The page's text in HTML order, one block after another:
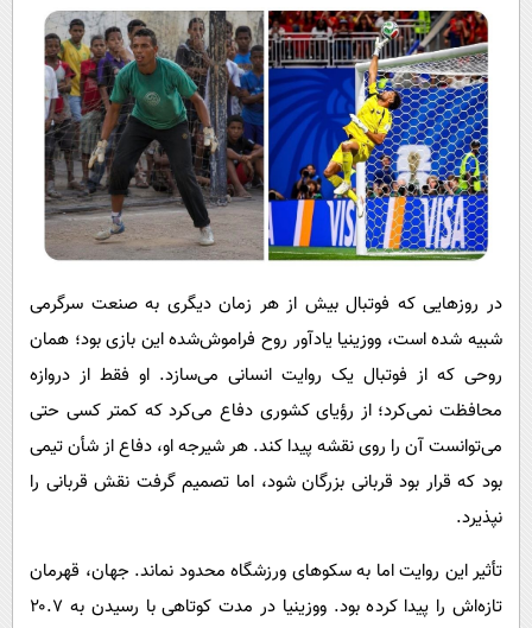
در روزهایی که فوتبال بیش از هر زمان دیگری به صنعت سرگرمی
شبیه شده است، ووزینیا یادآور روح فراموش‌شده این بازی بود؛ همان
روحی که از فوتبال یک روایت انسانی می‌سازد. او فقط از دروازه
محافظت نمی‌کرد؛ از رؤیای کشوری دفاع می‌کرد که کمتر کسی حتی
می‌توانست آن را روی نقشه پیدا کند. هر شیرجه او، دفاع از شأن تیمی
بود که قرار بود قربانی بزرگان شود، اما تصمیم گرفت نقش قربانی را
نپذیرد.
تأثیر این روایت اما به سکوهای ورزشگاه محدود نماند. جهان، قهرمان
تازه‌اش را پیدا کرده بود. ووزینیا در مدت کوتاهی با رسیدن به ۲۰.۷